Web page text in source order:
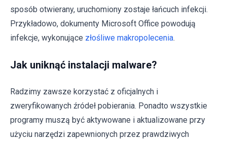
sposób otwierany, uruchomiony zostaje łańcuch infekcji.
Przykładowo, dokumenty Microsoft Office powodują
infekcje, wykonujące złośliwe makropolecenia.
Jak uniknąć instalacji malware?
Radzimy zawsze korzystać z oficjalnych i
zweryfikowanych źródeł pobierania. Ponadto wszystkie
programy muszą być aktywowane i aktualizowane przy
użyciu narzędzi zapewnionych przez prawdziwych